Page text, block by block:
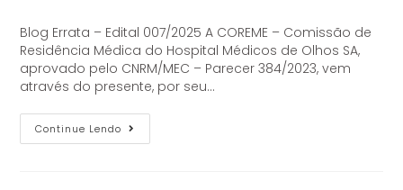
Blog Errata – Edital 007/2025 A COREME – Comissão de
Residência Médica do Hospital Médicos de Olhos SA,
aprovado pelo CNRM/MEC – Parecer 384/2023, vem
através do presente, por seu…
Continue Lendo